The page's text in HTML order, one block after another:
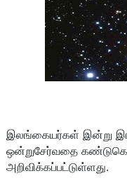
இலங்கையர்கள் இன்று
ஒன்றுசேர்வதை
அறிவிக்கப்பட்டுள்ளது.